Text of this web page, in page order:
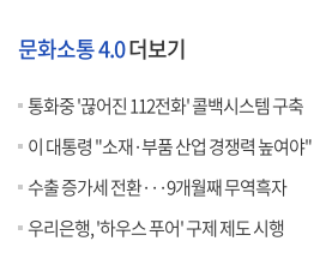
문화소통 4.0더보기
통화중 '끊어진 112전화' 콜백시스템 구축
이 대통령 "소재·부품 산업 경쟁력 높여야"
수출 증가세 전환···9개월째 무역흑자
우리은행, '하우스 푸어' 구제 제도 시행